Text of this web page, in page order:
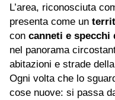
L’area, riconosciuta
presenta come un
con canneti e specchi
nel panorama
abitazioni e strade
Ogni volta che lo
cose nuove: si passa